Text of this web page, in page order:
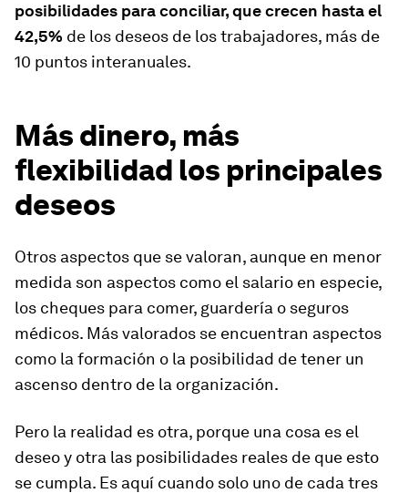
posibilidades para conciliar, que crecen hasta el
42,5% de los deseos de los trabajadores, más de
10 puntos interanuales.
Más dinero, más
flexibilidad los principales
deseos
Otros aspectos que se valoran, aunque en menor
medida son aspectos como el salario en especie,
los cheques para comer, guardería o seguros
médicos. Más valorados se encuentran aspectos
como la formación o la posibilidad de tener un
ascenso dentro de la organización.
Pero la realidad es otra, porque una cosa es el
deseo y otra las posibilidades reales de que esto
se cumpla. Es aquí cuando solo uno de cada tres